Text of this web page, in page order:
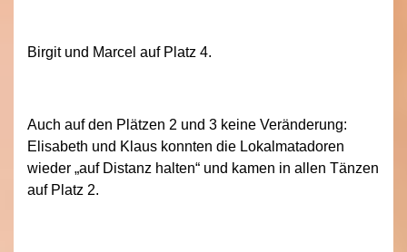
Birgit und Marcel auf Platz 4.
Auch auf den Plätzen 2 und 3 keine Veränderung:
Elisabeth und Klaus konnten die Lokalmatadoren
wieder „auf Distanz halten“ und kamen in allen Tänzen
auf Platz 2.